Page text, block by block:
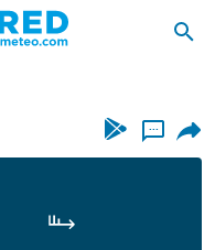
...